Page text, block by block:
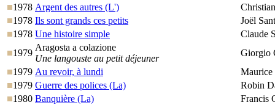
1978 Argent des autres (L')
1978 Ils sont grands ces petits
Joël
1978 Une histoire simple
Claude
1979
Aragosta a colazione
Une langouste au petit déjeuner
Giorgio
1979 Au revoir, à lundi
1979 Guerre des polices (La)
Robin
1980 Banquière (La)
Francis